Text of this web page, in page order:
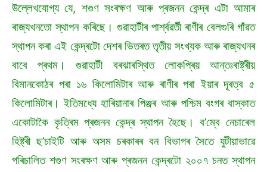
উল্লেখযোগ্য যে, শগুণ সংৰক্ষণ আৰু প্ৰজনন কেন্দ্ৰ এটা আমাৰ
ৰাজ্যখনতো স্থাপন কৰিছে। গুৱাহাটীৰ পাৰ্শ্বৱৰ্তী ৰাণীৰ বেলগুৰি গাঁৱত
স্থাপন কৰা এই কেন্দ্ৰটো দেশৰ ভিতৰত তৃতীয় সংখ্যক আৰু ৰাজ্যখনৰ
বাবে প্ৰথম। গুৱাহাটী বৰঝাৰস্থিত লোকপ্ৰিয় আন্তঃৰাষ্ট্ৰীয়
বিমানকোঠৰ পৰা ১৬ কিলোমিটাৰ আৰু ৰাণীৰ পৰা ইয়াৰ দূৰত্ব ৫
কিলোমিটাৰ। ইতিমধ্যে হাৰিয়ানাৰ পিঞ্জৰ আৰু পশ্চিম বংগৰ বাস্কাত
একোটাকৈ কৃত্ৰিম প্ৰজনন কেন্দ্ৰ স্থাপন হৈছে। ব’ম্বে নেচাৰেল
হিষ্ট্ৰী ছ’চাইটি আৰু অসম চৰকাৰৰ বন বিভাগৰ সৈতে যুটীয়াভাৱে
পৰিচালিত শগুণ সংৰক্ষণ আৰু প্ৰজনন কেন্দ্ৰটো ২০০৭ চনত স্থাপন